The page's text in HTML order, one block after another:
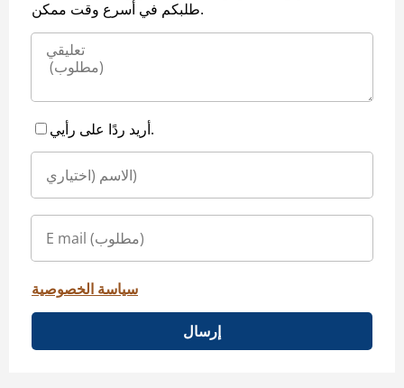
طلبكم في أسرع وقت ممكن.
أريد ردًا على رأيي.
سياسة الخصوصية
إرسال